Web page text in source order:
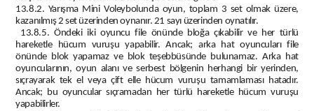
13.8.2. Yarışma Mini Voleybolunda oyun, toplam 3 set olmak üzere,
kazanılmış 2 set üzerinden oynanır. 21 sayı üzerinden oynatılır.
13.8.5. Öndeki iki oyuncu file önünde bloğa çıkabilir ve her türlü
hareketle hücum vuruşu yapabilir. Ancak; arka hat oyuncuları file
önünde blok yapamaz ve blok teşebbüsünde bulunamaz. Arka hat
oyuncularının, oyun alanı ve serbest bölgenin herhangi bir yerinden,
sıçrayarak tek el veya çift elle hücum vuruşu tamamlaması hatadır.
Ancak; bu oyuncular sıçramadan her türlü hareketle hücum vuruşu
yapabilirler.